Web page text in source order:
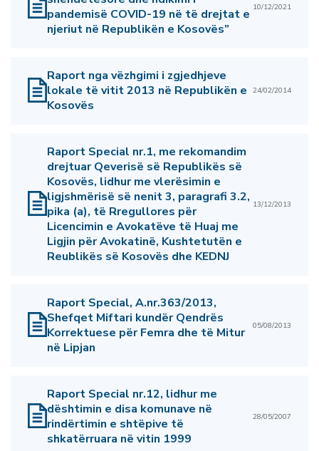
pandemisë COVID-19 në të drejtat e
njeriut në Republikën e Kosovës”
10/12/2021
Raport nga vëzhgimi i zgjedhjeve
lokale të vitit 2013 në Republikën e
Kosovës
24/02/2014
Raport Special nr.1, me rekomandim
drejtuar Qeverisë së Republikës së
Kosovës, lidhur me vlerësimin e
ligjshmërisë së nenit 3, paragrafi 3.2,
pika (a), të Rregullores për
Licencimin e Avokatëve të Huaj me
Ligjin për Avokatinë, Kushtetutën e
Reublikës së Kosovës dhe KEDNJ
13/12/2013
Raport Special, A.nr.363/2013,
Shefqet Miftari kundër Qendrës
Korrektuese për Femra dhe të Mitur
në Lipjan
05/08/2013
Raport Special nr.12, lidhur me
dështimin e disa komunave në
rindërtimin e shtëpive të
shkatërruara në vitin 1999
28/05/2007